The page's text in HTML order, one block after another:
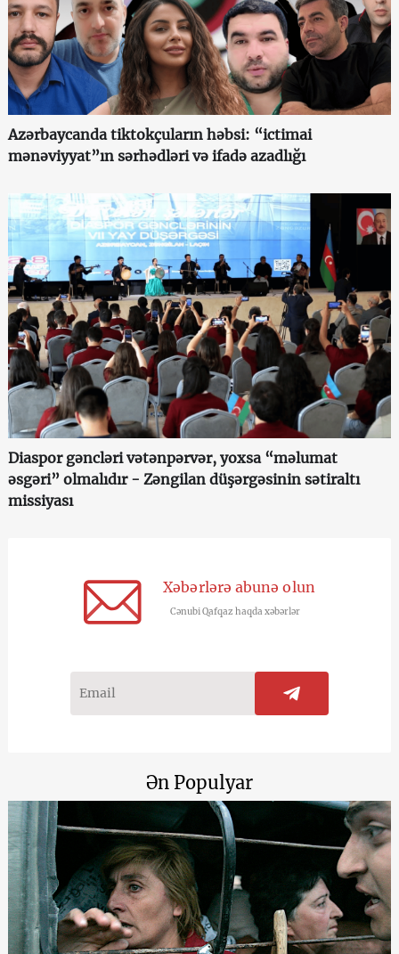
Azərbaycanda tiktokçuların həbsi: “ictimai
mənəviyyat”ın sərhədləri və ifadə azadlığı
Diaspor gəncləri vətənpərvər, yoxsa “məlumat
əsgəri” olmalıdır - Zəngilan düşərgəsinin sətiraltı
missiyası
Xəbərlərə abunə olun
Cənubi Qafqaz haqda xəbərlər
Ən Populyar